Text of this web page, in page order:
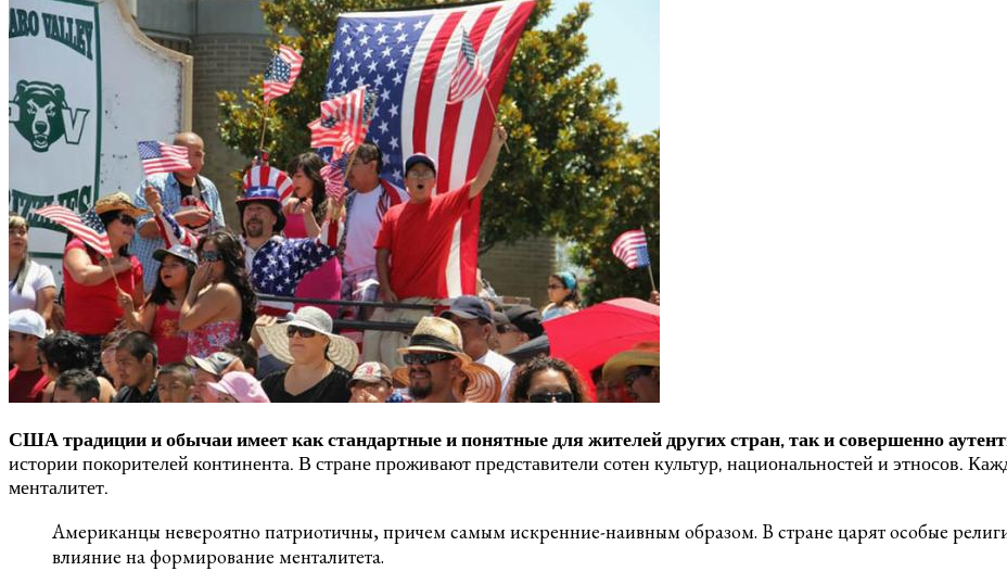
США традиции и обычаи имеет как стандартные и понятные для жителей других стран, так и совершенно
истории покорителей континента. В стране проживают представители сотен культур, национальностей и этносов.
менталитет.
Американцы невероятно патриотичны, причем самым искренние-наивным образом. В стране царят особые
влияние на формирование менталитета.